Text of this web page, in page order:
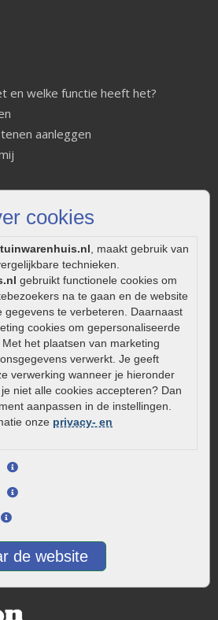
cookies
, maakt gebruik van
technieken.
gebruikt functionele cookies om
na te gaan en de website
gegevens te verbeteren. Daarnaast
cookies om gepersonaliseerde
het plaatsen van marketing
verwerkt. Je geeft
verwerking wanneer je hieronder
niet alle cookies accepteren? Dan
aanpassen in de instellingen.
onze privacy- en
de website
en welke functie heeft het?
aanleggen
bestrating
bestrating
08:00 - 15.00
Gesloten